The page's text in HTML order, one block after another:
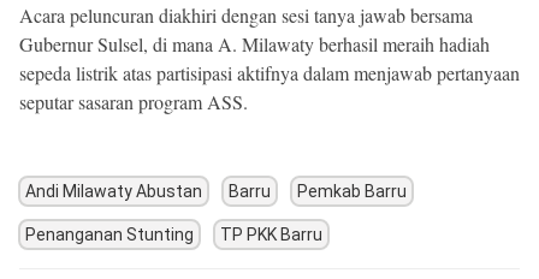
Acara peluncuran diakhiri dengan sesi tanya jawab bersama
Gubernur Sulsel, di mana A. Milawaty berhasil meraih hadiah
sepeda listrik atas partisipasi aktifnya dalam menjawab pertanyaan
seputar sasaran program ASS.
Andi Milawaty Abustan Barru Pemkab Barru
Penanganan Stunting TP PKK Barru